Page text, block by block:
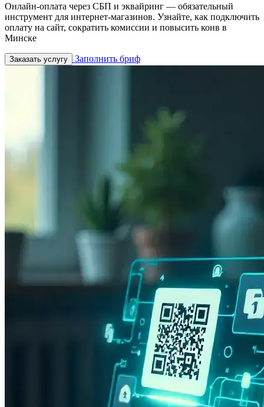
Онлайн-оплата через СБП и эквайринг — обязательный
инструмент для интернет-магазинов. Узнайте, как подключить
оплату на сайт, сократить комиссии и повысить конв в
Минске
Заказать услугу Заполнить бриф